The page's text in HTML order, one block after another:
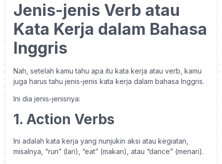
Jenis-jenis Verb atau
Kata Kerja dalam Bahasa
Inggris
Nah, setelah kamu tahu apa itu kata kerja atau verb, kamu
juga harus tahu jenis-jenis kata kerja dalam bahasa Inggris.
Ini dia jenis-jenisnya:
1. Action Verbs
Ini adalah kata kerja yang nunjukin aksi atau kegiatan,
misalnya, “run” (lari), “eat” (makan), atau “dance” (menari).